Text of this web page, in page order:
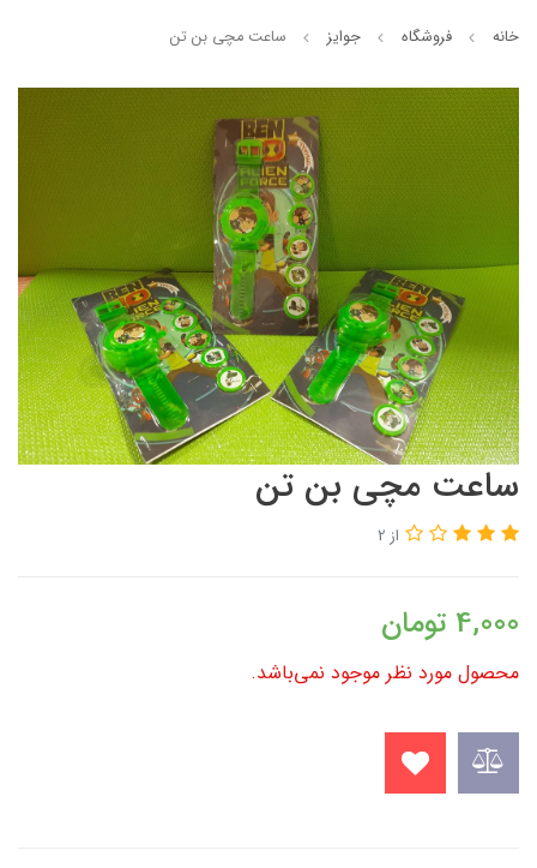
خانه فروشگاه جوایز ساعت مچی بن تن
ساعت مچی بن تن
از 2
4,000 تومان
محصول مورد نظر موجود نمی‌باشد.